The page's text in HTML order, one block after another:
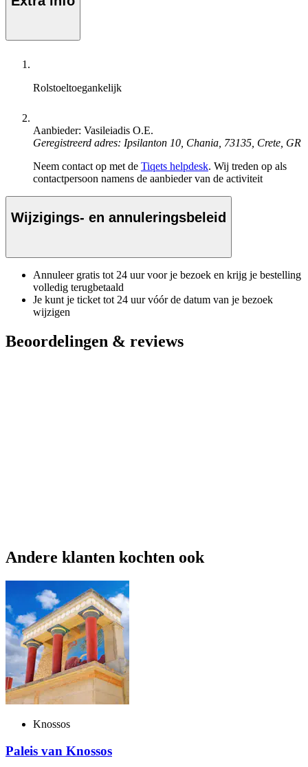
Rolstoeltoegankelijk
Aanbieder: Vasileiadis O.E.
Geregistreerd adres: Ipsilanton 10, Chania, 73135, Crete, GR
Neem contact op met de Tiqets helpdesk. Wij treden op als
contactpersoon namens de aanbieder van de activiteit
Wijzigings- en annuleringsbeleid
Annuleer gratis tot 24 uur voor je bezoek en krijg je bestelling
volledig terugbetaald
Je kunt je ticket tot 24 uur vóór de datum van je bezoek
wijzigen
Beoordelingen & reviews
Andere klanten kochten ook
Knossos
Paleis van Knossos